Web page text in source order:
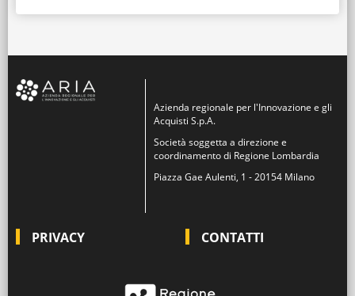
Azienda regionale per l'Innovazione e gli
Acquisti S.p.A.
Società soggetta a direzione e
coordinamento di Regione Lombardia
Piazza Gae Aulenti, 1 - 20154 Milano
PRIVACY CONTATTI